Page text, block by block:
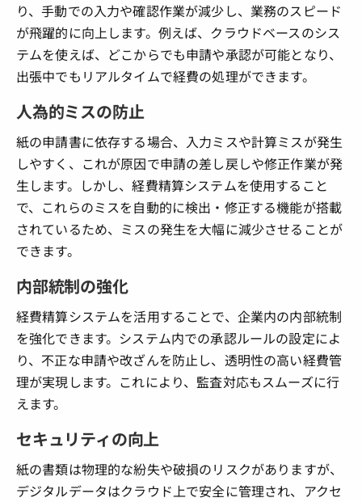
り、手動での入力や確認作業が減少し、業務のスピード
が飛躍的に向上します。例えば、クラウドベースのシス
テムを使えば、どこからでも申請や承認が可能となり、
出張中でもリアルタイムで経費の処理ができます。
人為的ミスの防止
紙の申請書に依存する場合、入力ミスや計算ミスが発生
しやすく、これが原因で申請の差し戻しや修正作業が発
生します。しかし、経費精算システムを使用すること
で、これらのミスを自動的に検出・修正する機能が搭載
されているため、ミスの発生を大幅に減少させることが
できます。
内部統制の強化
経費精算システムを活用することで、企業内の内部統制
を強化できます。システム内での承認ルールの設定によ
り、不正な申請や改ざんを防止し、透明性の高い経費管
理が実現します。これにより、監査対応もスムーズに行
えます。
セキュリティの向上
紙の書類は物理的な紛失や破損のリスクがありますが、
デジタルデータはクラウド上で安全に管理され、アクセ